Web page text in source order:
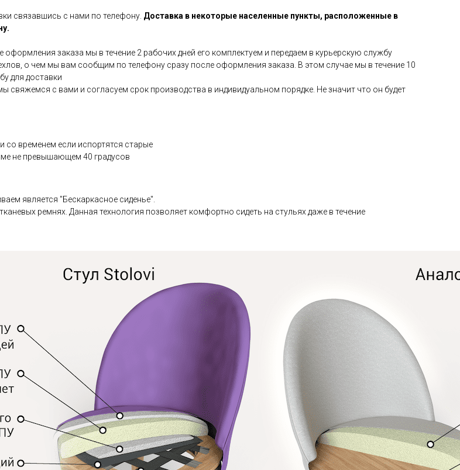
связавшись с нами по телефону. Доставка в некоторые населенные пункты, расположенные в
заказа мы в течение 2 рабочих дней его комплектуем и передаем в курьерскую службу
о чем мы вам сообщим по телефону сразу после оформления заказа. В этом случае мы в течение 10
для доставки
с вами и согласуем срок производства в индивидуальном порядке. Не значит что он будет
со временем если испортятся старые
не превышающем 40 градусов
является "Бескаркасное сиденье".
ремнях. Данная технология позволяет комфортно сидеть на стульях даже в течение